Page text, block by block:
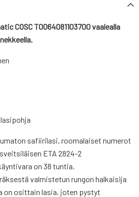
COSC T0064081103700 vaalealla
safiirilasi, roomalaiset numerot
ETA 2824-2
on 38 tuntia.
valmistetun rungon halkaisija
on osittain lasia, joten pystyt